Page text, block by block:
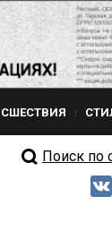
Поиск по